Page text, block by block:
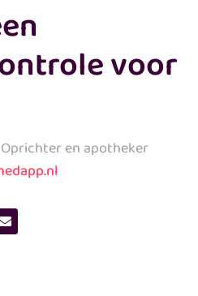
voor
en apotheker